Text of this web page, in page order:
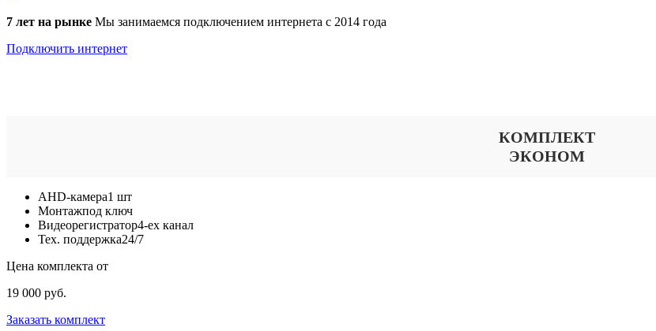
7 лет на рынке Мы занимаемся подключением интернета с 2014 года
Подключить интернет
КОМПЛЕКТ
ЭКОНОМ
AHD-камера1 шт
Монтажпод ключ
Видеорегистратор4-ех канал
Тех. поддержка24/7
Цена комплекта от
19 000 руб.
Заказать комплект